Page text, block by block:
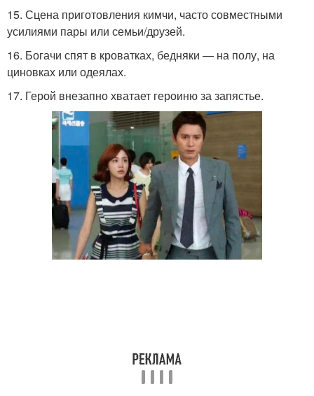
15. Сцена приготовления кимчи, часто совместными
усилиями пары или семьи/друзей.
16. Богачи спят в кроватках, бедняки — на полу, на
циновках или одеялах.
17. Герой внезапно хватает героиню за запястье.